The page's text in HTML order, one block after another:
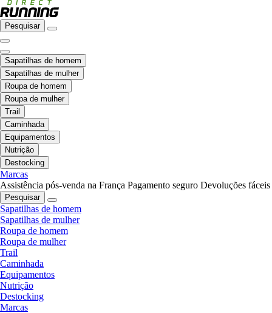
Pesquisar
Sapatilhas de homem
Sapatilhas de mulher
Roupa de homem
Roupa de mulher
Trail
Caminhada
Equipamentos
Nutrição
Destocking
Marcas
Assistência pós-venda na França Pagamento seguro Devoluções fáceis
Pesquisar
Sapatilhas de homem
Sapatilhas de mulher
Roupa de homem
Roupa de mulher
Trail
Caminhada
Equipamentos
Nutrição
Destocking
Marcas